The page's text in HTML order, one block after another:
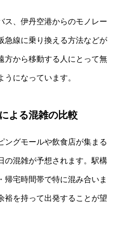
ス、伊丹空港からのモノレー
急線に乗り換える方法などが
方から移動する人にとって無
になっています。
よる混雑の比較
ングモールや飲食店が集まる
の混雑が予想されます。駅構
帰宅時間帯で特に混み合いま
裕を持って出発することが望